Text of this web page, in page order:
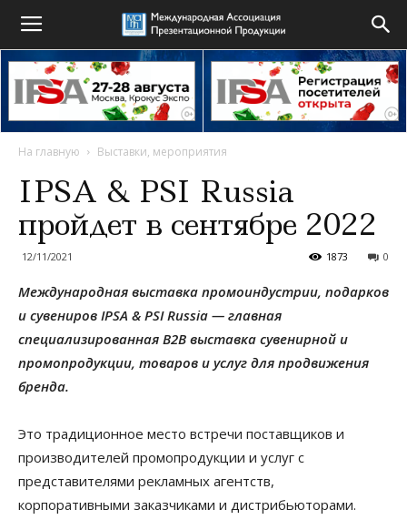
На главную Выставки, мероприятия
IPSA & PSI Russia
пройдет в сентябре 2022
12/11/2021 0
1873
Международная выставка промоиндустрии, подарков
и сувениров IPSA & PSI Russia — главная
специализированная B2B выставка сувенирной и
промопродукции, товаров и услуг для продвижения
бренда.
Это традиционное место встречи поставщиков и
производителей промопродукции и услуг с
представителями рекламных агентств,
корпоративными заказчиками и дистрибьюторами.